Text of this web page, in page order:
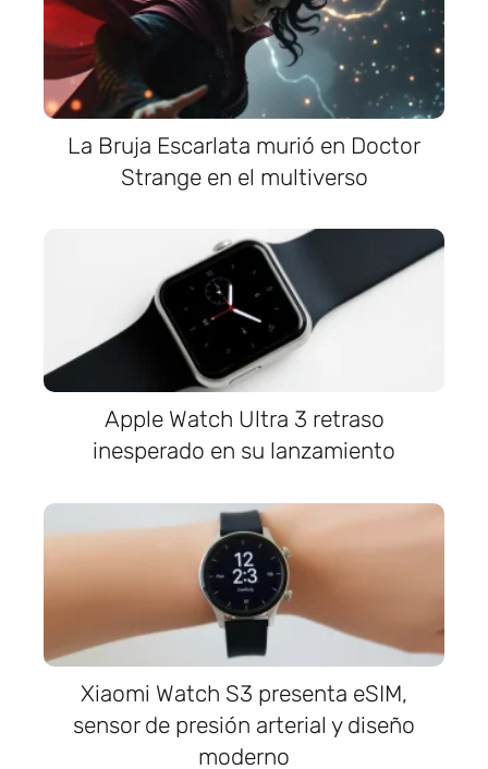
La Bruja Escarlata murió en Doctor
Strange en el multiverso
Apple Watch Ultra 3 retraso
inesperado en su lanzamiento
Xiaomi Watch S3 presenta eSIM,
sensor de presión arterial y diseño
moderno